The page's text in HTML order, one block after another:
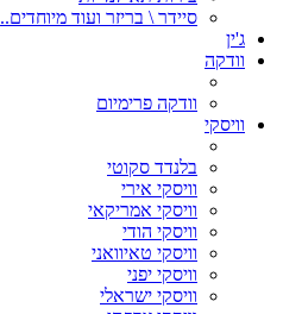
סיידר \ בריזר ועוד מיוחדים..
ג'ין
וודקה
וודקה פרימיום
וויסקי
בלנדד סקוטי
וויסקי אירי
וויסקי אמריקאי
וויסקי הודי
וויסקי טאיוואני
וויסקי יפני
וויסקי ישראלי